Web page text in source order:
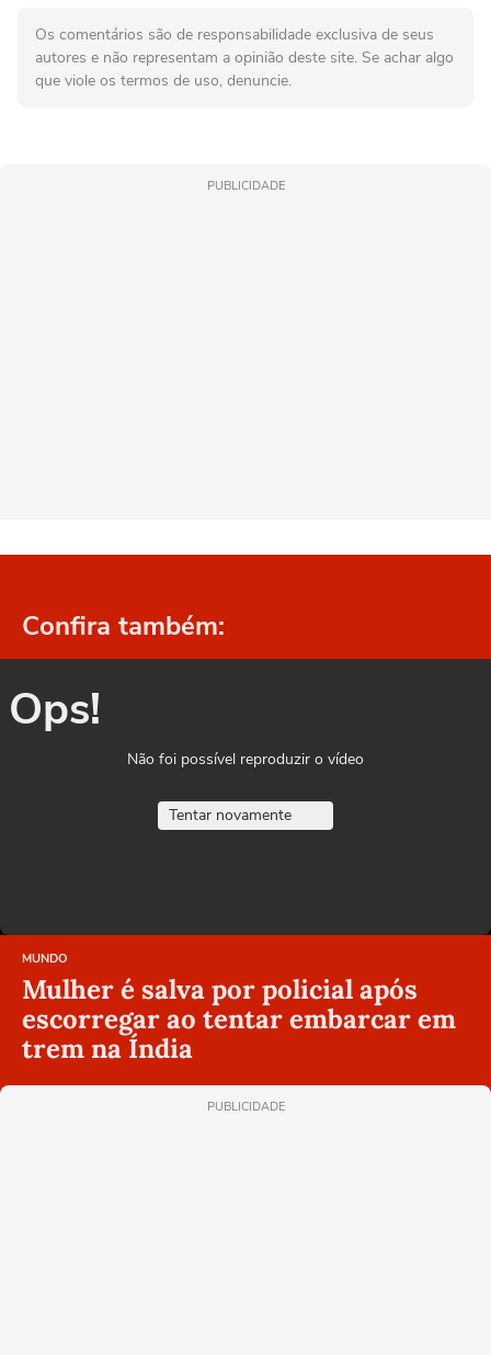
Os comentários são de responsabilidade exclusiva de seus
autores e não representam a opinião deste site. Se achar algo
que viole os termos de uso, denuncie.
PUBLICIDADE
Confira também:
Ops!
Não foi possível reproduzir o vídeo
Tentar novamente
MUNDO
Mulher é salva por policial após
escorregar ao tentar embarcar em
trem na Índia
PUBLICIDADE